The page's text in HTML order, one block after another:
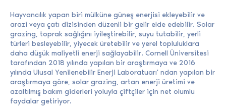
Hayvancılık yapan biri mülküne güneş enerjisi ekleyebilir ve
arazi veya çatı dizisinden düzenli bir gelir elde edebilir. Solar
grazing, toprak sağlığını iyileştirebilir, suyu tutabilir, yerli
türleri besleyebilir, yiyecek üretebilir ve yerel topluluklara
daha düşük maliyetli enerji sağlayabilir. Cornell Üniversitesi
tarafından 2018 yılında yapılan bir araştırmaya ve 2016
yılında Ulusal Yenilenebilir Enerji Laboratuarı' ndan yapılan bir
araştırmaya göre, solar grazing, artan enerji üretimi ve
azaltılmış bakım giderleri yoluyla çiftçiler için net olumlu
faydalar getiriyor.